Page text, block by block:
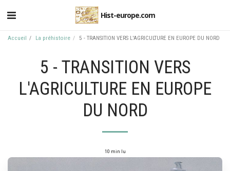
Hist-europe.com
Accueil La préhistoire 5 - TRANSITION VERS L'AGRICULTURE EN EUROPE DU NORD
5 - TRANSITION VERS
L'AGRICULTURE EN EUROPE
DU NORD
10 min lu